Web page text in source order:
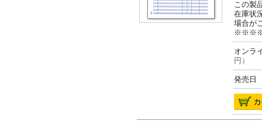
この製
在庫状
場合が
オン
円）
発売日